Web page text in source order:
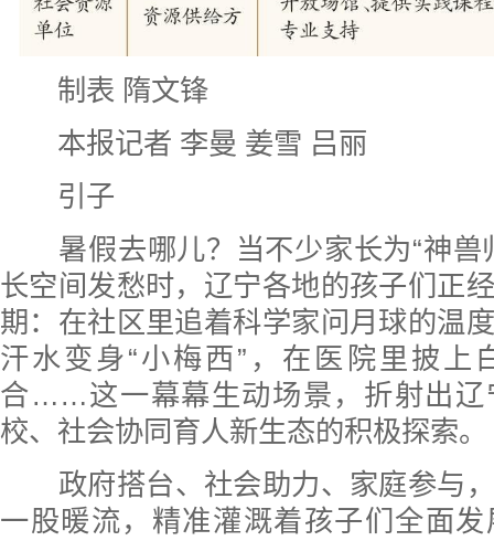
制表 隋文锋
本报记者 李曼 姜雪 吕丽
引子
暑假去哪儿？当不少家长为“神兽
长空间发愁时，辽宁各地的孩子们正
期：在社区里追着科学家问月球的温
汗水变身“小梅西”，在医院里披上
合……这一幕幕生动场景，折射出辽
校、社会协同育人新生态的积极探索。
政府搭台、社会助力、家庭参与
一股暖流，精准灌溉着孩子们全面